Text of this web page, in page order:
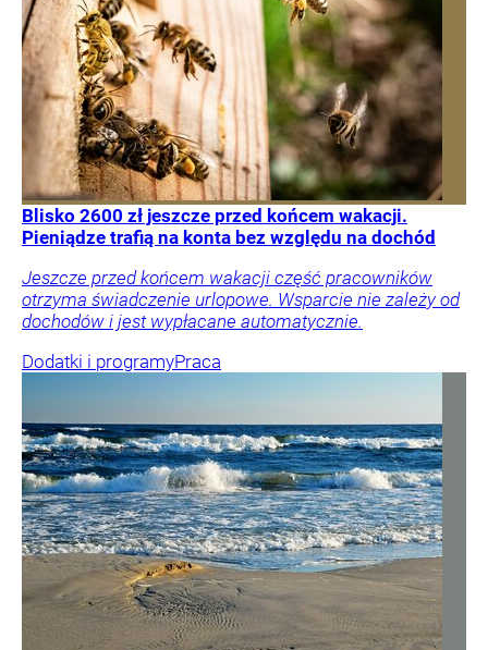
Blisko 2600 zł jeszcze przed końcem wakacji.
Pieniądze trafią na konta bez względu na dochód
Jeszcze przed końcem wakacji część pracowników
otrzyma świadczenie urlopowe. Wsparcie nie zależy od
dochodów i jest wypłacane automatycznie.
Dodatki i programyPraca